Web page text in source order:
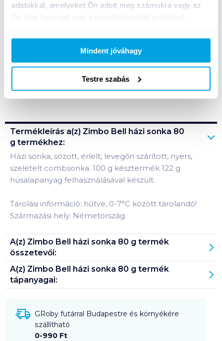
adatokkal, amelyeket Ön adott meg számukra vagy az
Ön által használt más szolgáltatásokból gyűjtöttek.
Mindent jóváhagy
Testre szabás
Bevásárlólistához adom Értesíts, ha olcsóbb!
Termékleírás a(z) Zimbo Bell házi sonka 80
g termékhez:
Házi sonka, sózott, érlelt, levegőn szárított, nyers,
szeletelt combsonka. 100 g késztermék 122 g
húsalapanyag felhasználásával készült.
Tárolási információ: hűtve, 0-7°C között tárolandó!
Származási hely: Németország
A(z) Zimbo Bell házi sonka 80 g termék
összetevői:
A(z) Zimbo Bell házi sonka 80 g termék
tápanyagai:
GRoby futárral Budapestre és környékére
szállítható
0-990 Ft